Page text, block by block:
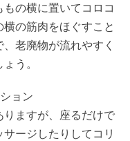
の横に置いてコロコ
の筋肉をほぐすこと
老廃物が流れやすく
う。
ョン
ますが、座るだけで
ージしたりしてコリ